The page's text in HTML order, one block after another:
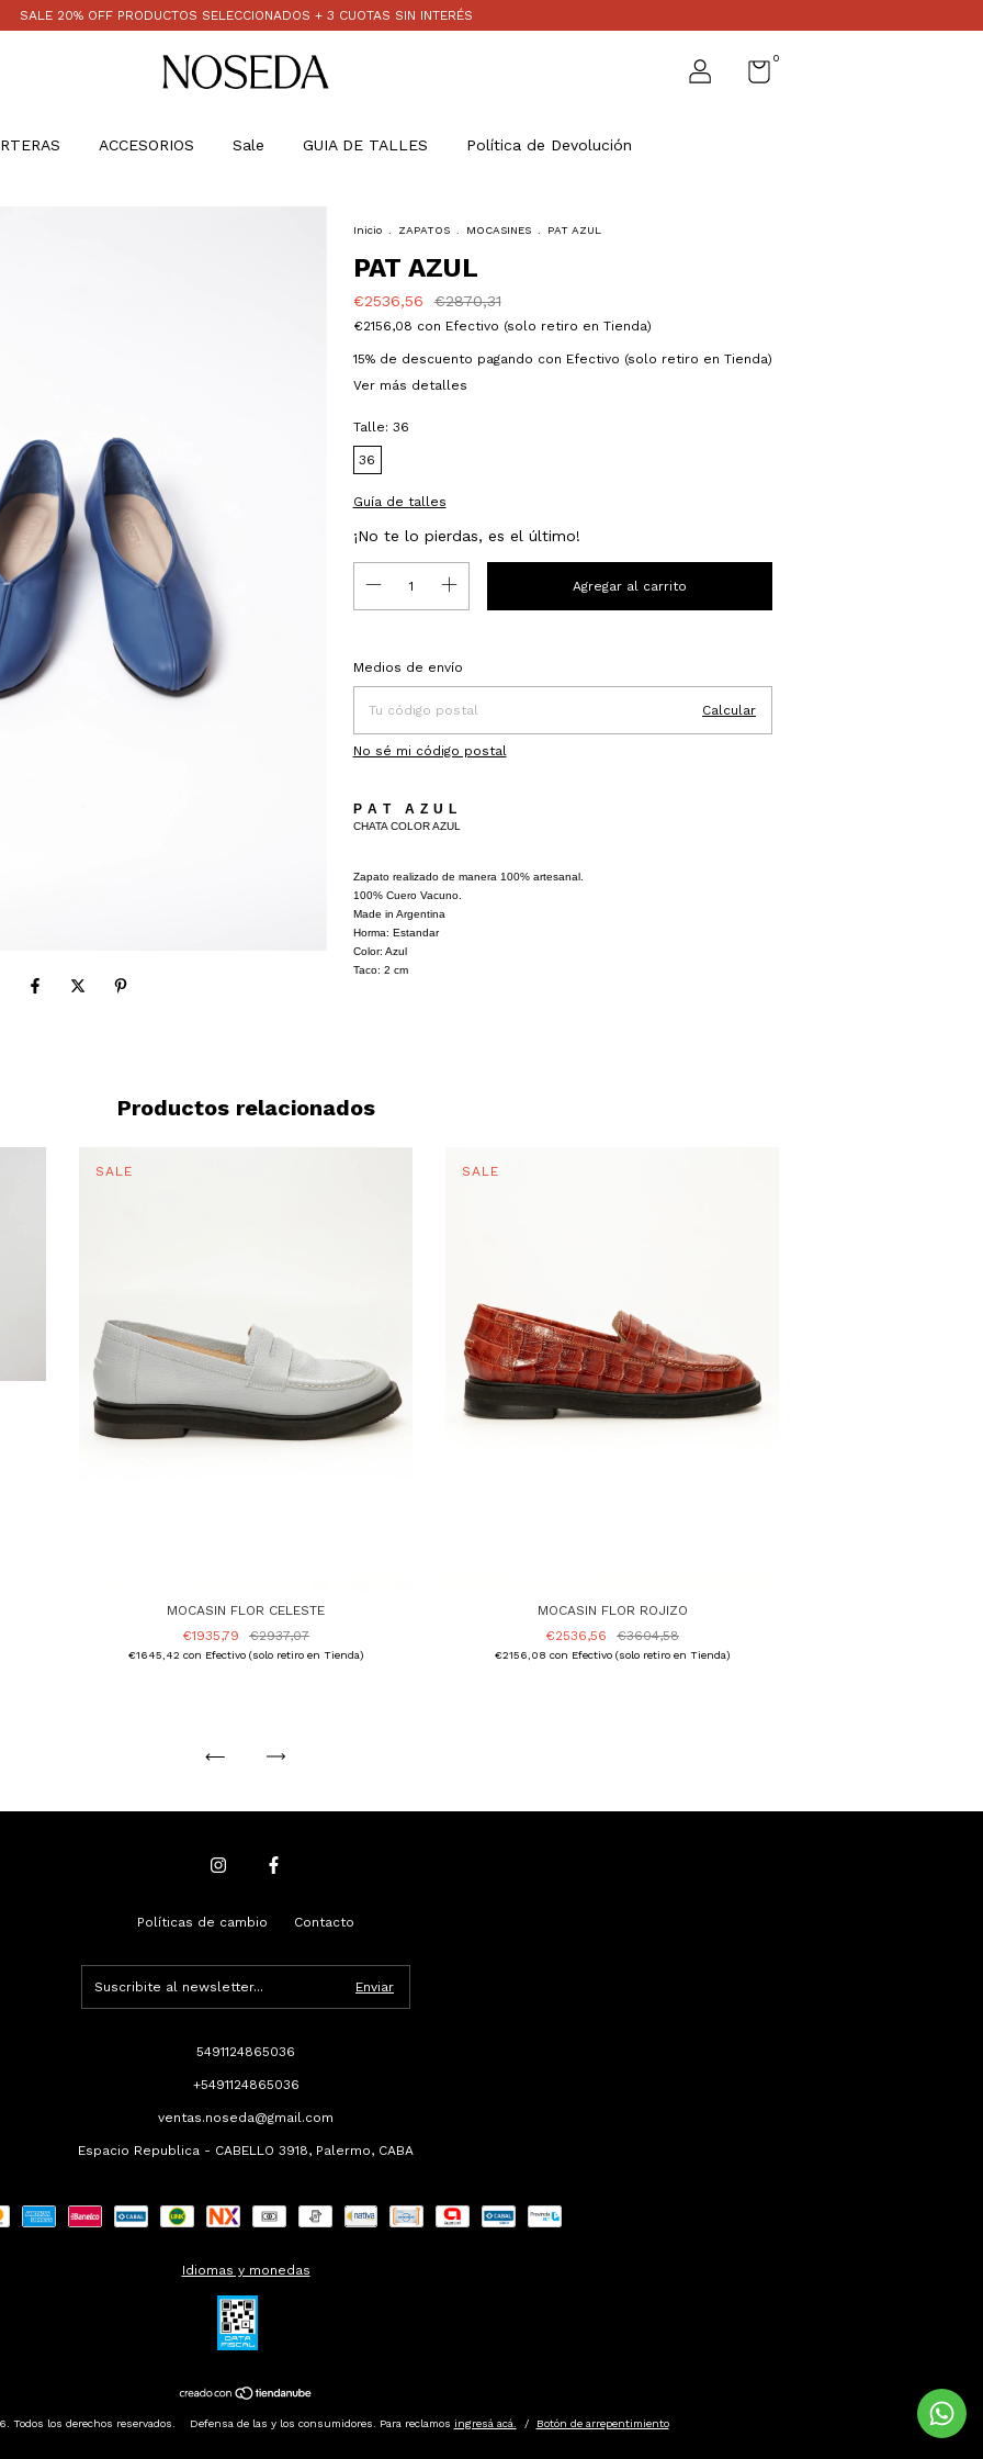
SALE 20% OFF PRODUCTOS SELECCIONADOS + 3 CUOTAS SIN INTERÉS
0
ACCESORIOS Sale GUIA DE TALLES Política de Devolución
Inicio ZAPATOS MOCASINES PAT AZUL
PAT AZUL
€2536,56 €2870,31
€2156,08 con Efectivo (solo retiro en Tienda)
15% de descuento pagando con Efectivo (solo retiro en Tienda)
Ver más detalles
Talle: 36
36
Guía de talles
¡No te lo pierdas, es el último!
Entregas para el CP:
Medios de envío
Calcular
No sé mi código postal
P A T A Z U L
CHATA COLOR AZUL
Zapato realizado de manera 100% artesanal.
100% Cuero Vacuno.
Made in Argentina
Horma: Estandar
Color: Azul
Taco: 2 cm
Productos relacionados
MOCASIN FLOR CELESTE
€1935,79
€2937,07
€1645,42 con Efectivo (solo retiro en Tienda)
MOCASIN FLOR ROJIZO
€2536,56
€3604,58
€2156,08 con Efectivo (solo retiro en Tienda)
Políticas de cambio Contacto
5491124865036
+5491124865036
ventas.noseda@gmail.com
Espacio Republica - CABELLO 3918, Palermo, CABA
Idiomas y monedas
Todos los derechos reservados. Defensa de las y los consumidores. Para reclamos ingresá acá. / Botón de arrepentimiento